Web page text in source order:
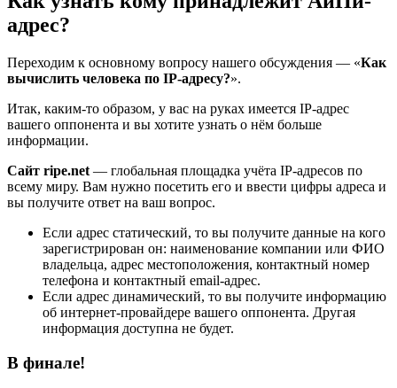
адрес?
Переходим к основному вопросу нашего обсуждения — «Как
вычислить человека по IP-адресу?».
Итак, каким-то образом, у вас на руках имеется IP-адрес
вашего оппонента и вы хотите узнать о нём больше
информации.
Сайт ripe.net — глобальная площадка учёта IP-адресов по
всему миру. Вам нужно посетить его и ввести цифры адреса и
вы получите ответ на ваш вопрос.
Если адрес статический, то вы получите данные на кого
зарегистрирован он: наименование компании или ФИО
владельца, адрес местоположения, контактный номер
телефона и контактный email-адрес.
Если адрес динамический, то вы получите информацию
об интернет-провайдере вашего оппонента. Другая
информация доступна не будет.
В финале!